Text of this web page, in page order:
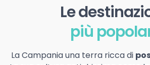
Le
più
La Campania una terra ricca di